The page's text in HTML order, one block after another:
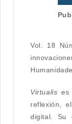
Vol. 18
Virtualis es
reflexión,
digital. Su